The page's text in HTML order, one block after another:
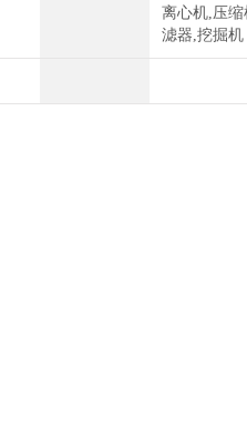
离心机,压
滤器,挖掘机